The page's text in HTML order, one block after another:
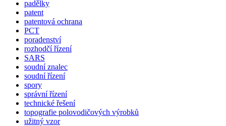
padělky
patent
patentová ochrana
PCT
poradenství
rozhodčí řízení
SARS
soudní znalec
soudní řízení
spory
správní řízení
technické řešení
topografie polovodičových výrobků
užitný vzor